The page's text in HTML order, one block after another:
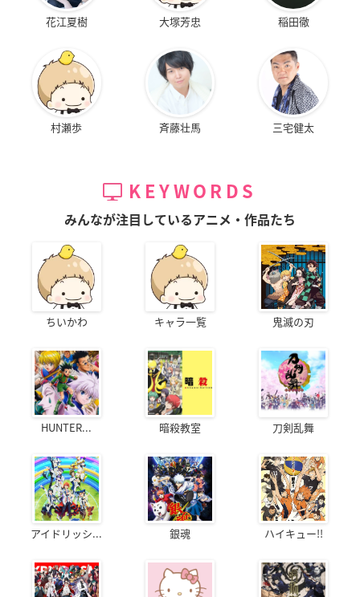
花江夏樹 大塚芳忠 稲田徹
村瀬歩 斉藤壮馬 三宅健太
KEYWORDS
みんなが注目しているアニメ・作品たち
ちいかわ キャラ一覧 鬼滅の刃
HUNTER... 暗殺教室 刀剣乱舞
アイドリッシ... 銀魂 ハイキュー!!